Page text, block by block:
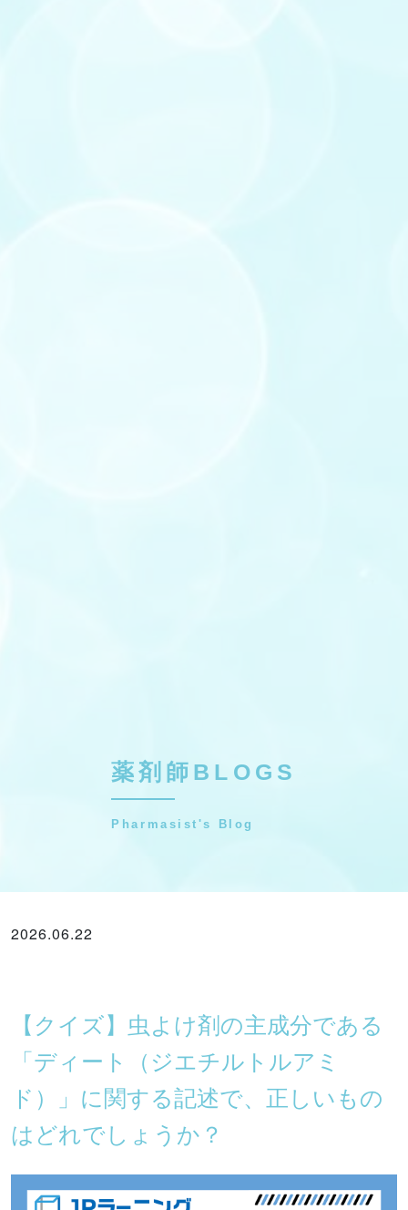
薬剤師BLOGS
Pharmasist's Blog
2026.06.22
【クイズ】虫よけ剤の主成分である
「ディート（ジエチルトルアミ
ド）」に関する記述で、正しいもの
はどれでしょうか？